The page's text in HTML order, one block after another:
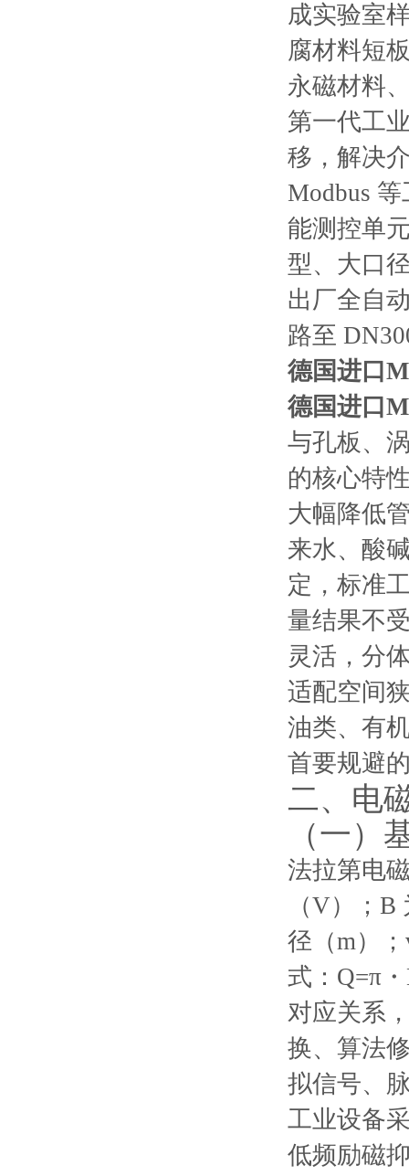
成实验室
腐材料短
永磁材料
第一代工
移，解决
Modbus
能测控单
型、大口
出厂全自
路至
德国进口
德国进口
与孔板、
的核心特
大幅降低
来水、酸
定，标准
量结果不
灵活，分
适配空间
油类、有
首要规避
二、电
（一）
法拉第电
（V）；
径（m）
式：Q=π
对应关系
换、算法
拟信号、
工业设备
低频励磁